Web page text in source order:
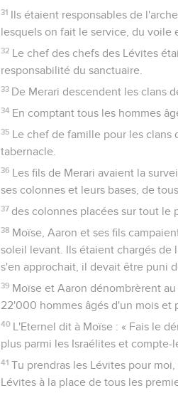
31
Ils étaient responsables de
lesquels on fait le service, du voile
32
Le chef des chefs des Lévites
responsabilité du sanctuaire.
33 De Merari descendent les clans
34 En comptant tous les hommes
35
Le chef de famille pour les
tabernacle.
36
Les fils de Merari avaient la
ses colonnes et leurs bases, de
37 des colonnes placées sur tout le
38 Moïse, Aaron et ses fils
soleil levant. Ils étaient chargés de
s'en approchait, il devait être puni
39 Moïse et Aaron dénombrèrent
22'000 hommes âgés d'un mois et
40
L'Eternel dit à Moïse : « Fais le
plus parmi les Israélites et compte-
41 Tu prendras les Lévites pour
Lévites à la place de tous les